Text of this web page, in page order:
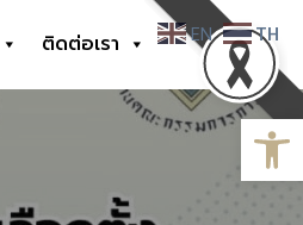
ติดต่อเรา
EN TH